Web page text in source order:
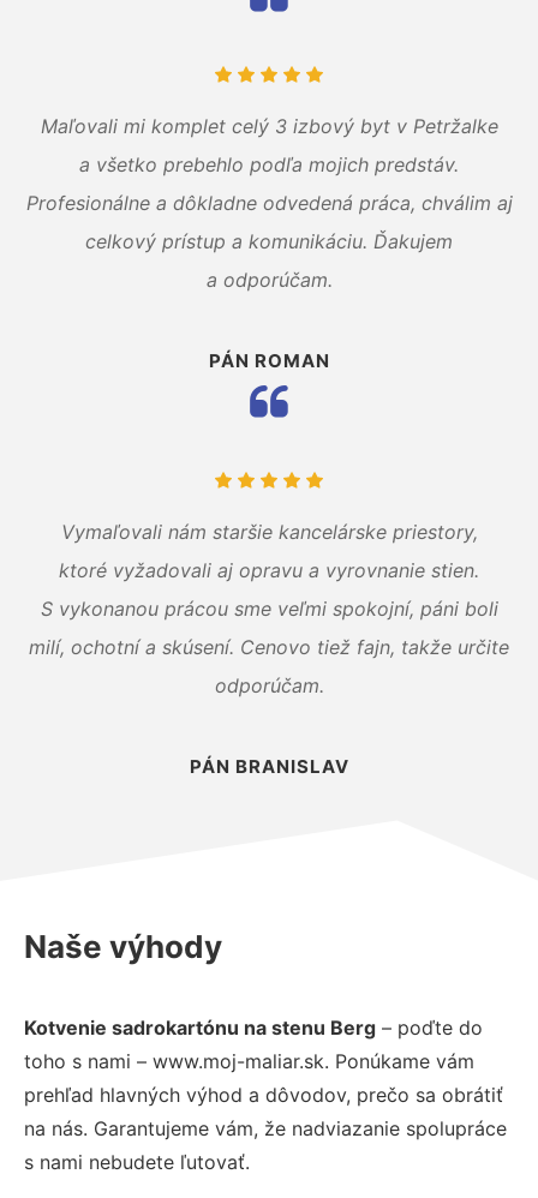
Maľovali mi komplet celý 3 izbový byt v Petržalke
a všetko prebehlo podľa mojich predstáv.
Profesionálne a dôkladne odvedená práca, chválim aj
celkový prístup a komunikáciu. Ďakujem
a odporúčam.
PÁN ROMAN
Vymaľovali nám staršie kancelárske priestory,
ktoré vyžadovali aj opravu a vyrovnanie stien.
S vykonanou prácou sme veľmi spokojní, páni boli
milí, ochotní a skúsení. Cenovo tiež fajn, takže určite
odporúčam.
PÁN BRANISLAV
Naše výhody
Kotvenie sadrokartónu na stenu Berg – poďte do
toho s nami – www.moj-maliar.sk. Ponúkame vám
prehľad hlavných výhod a dôvodov, prečo sa obrátiť
na nás. Garantujeme vám, že nadviazanie spolupráce
s nami nebudete ľutovať.